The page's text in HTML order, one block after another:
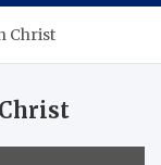
Christ